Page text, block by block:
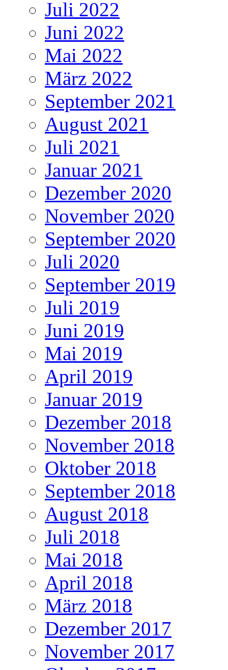
Juli 2022
Juni 2022
Mai 2022
März 2022
September 2021
August 2021
Juli 2021
Januar 2021
Dezember 2020
November 2020
September 2020
Juli 2020
September 2019
Juli 2019
Juni 2019
Mai 2019
April 2019
Januar 2019
Dezember 2018
November 2018
Oktober 2018
September 2018
August 2018
Juli 2018
Mai 2018
April 2018
März 2018
Dezember 2017
November 2017